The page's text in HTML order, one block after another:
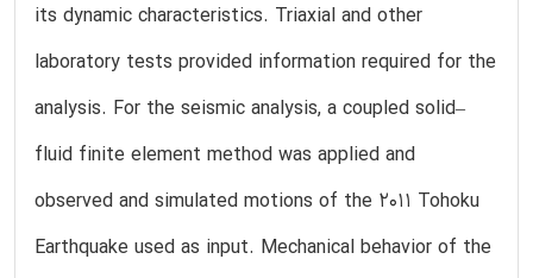
its dynamic characteristics. Triaxial and other
laboratory tests provided information required for the
analysis. For the seismic analysis, a coupled solid–
fluid finite element method was applied and
observed and simulated motions of the 2011 Tohoku
Earthquake used as input. Mechanical behavior of the